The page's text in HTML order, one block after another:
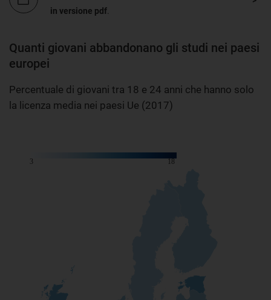
in versione pdf
Quanti giovani abbandonano gli studi nei paesi
europei
Percentuale di giovani tra 18 e 24 anni che hanno solo
la licenza media nei paesi Ue (2017)